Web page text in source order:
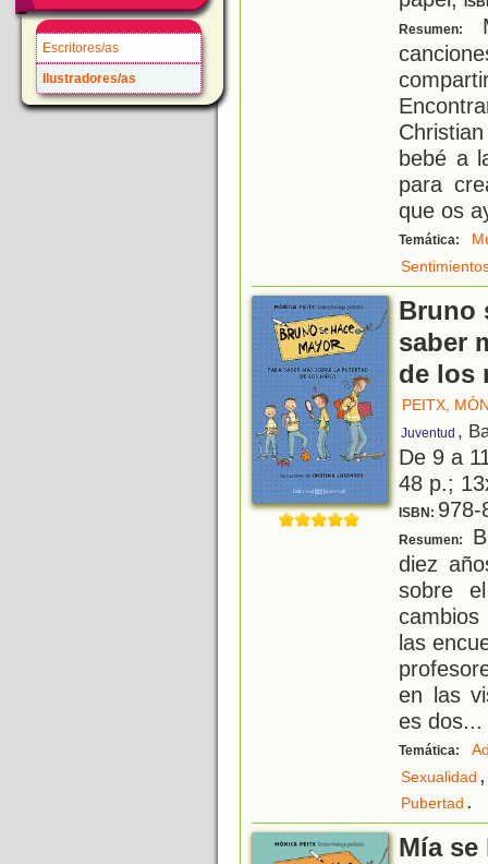
Escritores/as
Ilustradores/as
Resumen:
bebé a
para
que os
Temática:
Bruno
saber
de los
PEITX,
Juventud ,
De 9 a
48 p.;
ISBN: 978-
Resumen:
diez
sobre
las
en las
es dos...
Temática:
Sexualidad ,
Pubertad .
Mía